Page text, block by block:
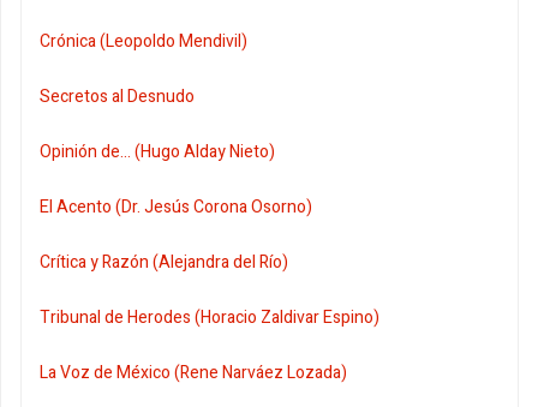
Crónica (Leopoldo Mendivil)
Secretos al Desnudo
Opinión de... (Hugo Alday Nieto)
El Acento (Dr. Jesús Corona Osorno)
Crítica y Razón (Alejandra del Río)
Tribunal de Herodes (Horacio Zaldivar Espino)
La Voz de México (Rene Narváez Lozada)